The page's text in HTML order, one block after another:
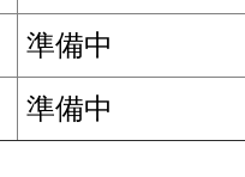
準備中
準備中